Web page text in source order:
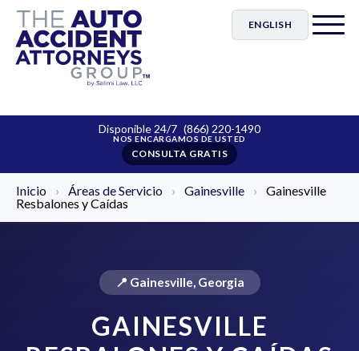
ENGLISH
Disponible 24/7 (866) 220-1490
CONSULTA GRATIS
Inicio › Áreas de Servicio › Gainesville ›
Gainesville
Resbalones y Caídas
📍 Gainesville, Georgia
GAINESVILLE